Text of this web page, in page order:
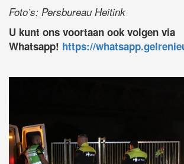
Foto’s: Persbureau Heitink
U kunt ons voortaan ook volgen via
Whatsapp! https://